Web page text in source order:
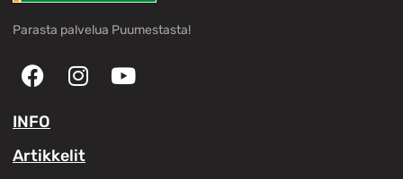
Parasta palvelua Puumestasta!
INFO
Artikkelit